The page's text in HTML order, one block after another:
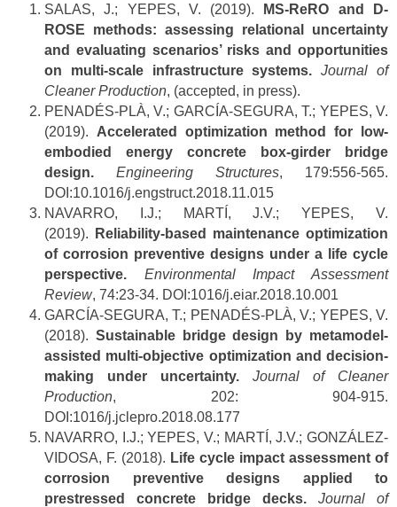
SALAS, J.; YEPES, V. (2019).
MS-ReRO and D-
ROSE methods: assessing relational uncertainty
and evaluating scenarios’ risks and opportunities
on multi-scale infrastructure systems.
Journal of
Cleaner Production, (accepted, in press).
PENADÉS-PLÀ, V.; GARCÍA-SEGURA, T.; YEPES, V.
(2019). Accelerated optimization method for low-
embodied energy concrete box-girder bridge
design.
Engineering Structures, 179:556-565.
DOI:10.1016/j.engstruct.2018.11.015
NAVARRO, I.J.; MARTÍ, J.V.; YEPES, V.
(2019).
Reliability-based maintenance optimization
of corrosion preventive designs under a life cycle
perspective.
Environmental Impact Assessment
Review, 74:23-34. DOI:1016/j.eiar.2018.10.001
GARCÍA-SEGURA, T.; PENADÉS-PLÀ, V.; YEPES, V.
(2018). Sustainable bridge design by metamodel-
assisted multi-objective optimization and decision-
making under uncertainty.
Journal of Cleaner
Production, 202: 904-915.
DOI:1016/j.jclepro.2018.08.177
NAVARRO, I.J.; YEPES, V.; MARTÍ, J.V.; GONZÁLEZ-
VIDOSA, F. (2018). Life cycle impact assessment of
corrosion preventive designs applied to
prestressed concrete bridge decks.
Journal of